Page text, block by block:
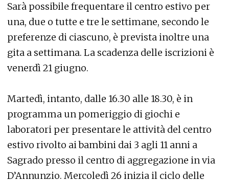
Sarà possibile frequentare il centro estivo per
una, due o tutte e tre le settimane, secondo le
preferenze di ciascuno, è prevista inoltre una
gita a settimana. La scadenza delle iscrizioni è
venerdì 21 giugno.
Martedì, intanto, dalle 16.30 alle 18.30, è in
programma un pomeriggio di giochi e
laboratori per presentare le attività del centro
estivo rivolto ai bambini dai 3 agli 11 anni a
Sagrado presso il centro di aggregazione in via
D’Annunzio. Mercoledì 26 inizia il ciclo delle